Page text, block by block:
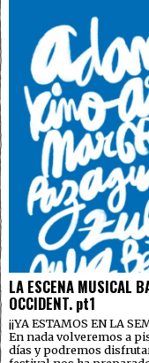
LA ESCENA MUSICAL
OCCIDENT. pt1
¡¡YA ESTAMOS EN LA
En nada volveremos a
días y podremos